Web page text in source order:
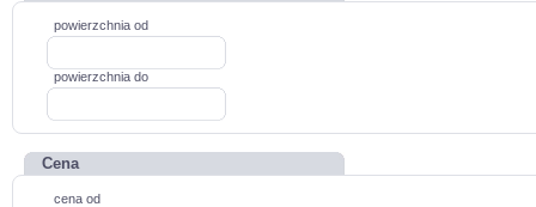
powierzchnia od
powierzchnia do
Cena
cena od